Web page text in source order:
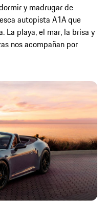
y madrugar de
autopista A1A que
La playa, el mar, la brisa y
nos acompañan por